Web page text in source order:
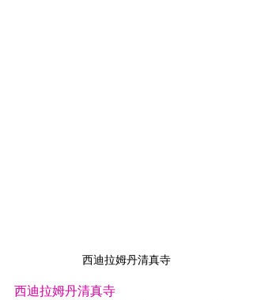
西迪拉姆丹清真寺
西迪拉姆丹清真寺